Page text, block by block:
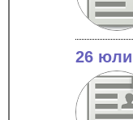
26 юли